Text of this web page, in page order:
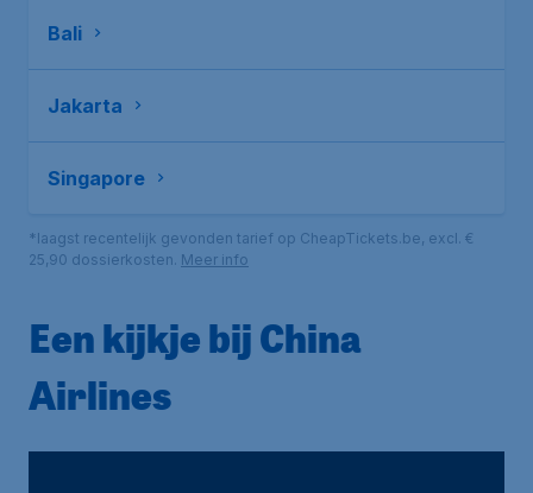
Bali
Jakarta
Singapore
*laagst recentelijk gevonden tarief op CheapTickets.be, excl. €
25,90 dossierkosten. Meer info
Een kijkje bij China
Airlines